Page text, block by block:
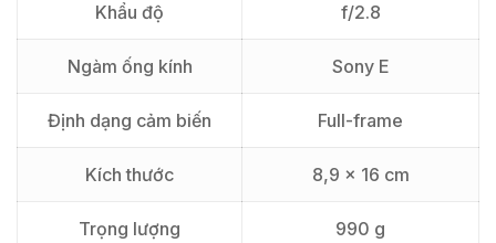
Khẩu độ f/2.8
Ngàm ống kính Sony E
Định dạng cảm biến Full-frame
Kích thước 8,9 x 16 cm
Trọng lượng 990 g